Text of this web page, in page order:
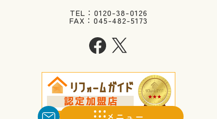
TEL：0120-38-0126
FAX：045-482-5173